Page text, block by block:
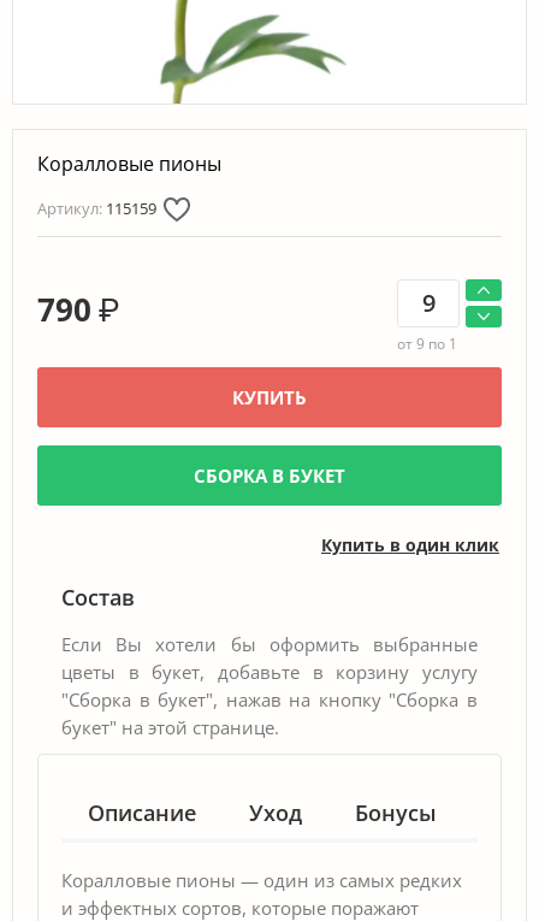
Коралловые пионы
Артикул: 115159
790 ₽
от 9 по 1
КУПИТЬ
СБОРКА В БУКЕТ
Купить в один клик
Состав
Если Вы хотели бы оформить выбранные
цветы в букет, добавьте в корзину услугу
"Сборка в букет", нажав на кнопку "Сборка в
букет" на этой странице.
Описание Уход Бонусы
Коралловые пионы — один из самых редких
и эффектных сортов, которые поражают